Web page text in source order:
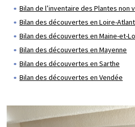
Bilan de l’inventaire des Plantes non
Bilan des découvertes en Loire-
Bilan des découvertes en Maine-et-
Bilan des découvertes en Mayenne
Bilan des découvertes en Sarthe
Bilan des découvertes en Vendée